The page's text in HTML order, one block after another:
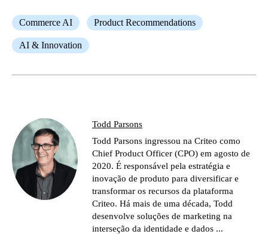
Commerce AI Product Recommendations
AI & Innovation
Todd Parsons
Todd Parsons ingressou na Criteo como
Chief Product Officer (CPO) em agosto de
2020. É responsável pela estratégia e
inovação de produto para diversificar e
transformar os recursos da plataforma
Criteo. Há mais de uma década, Todd
desenvolve soluções de marketing na
interseção da identidade e dados ...